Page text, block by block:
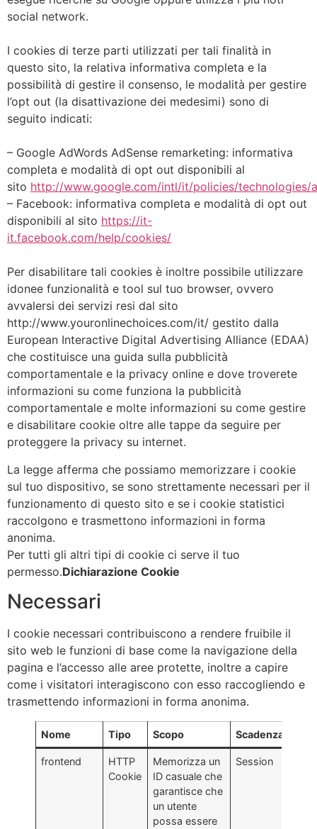
social network.
I cookies di terze parti utilizzati per tali finalità in
questo sito, la relativa informativa completa e la
possibilità di gestire il consenso, le modalità per gestire
l’opt out (la disattivazione dei medesimi) sono di
seguito indicati:
– Google AdWords AdSense remarketing: informativa
completa e modalità di opt out disponibili al
sito http://www.google.com/intl/it/policies/technologies/
– Facebook: informativa completa e modalità di opt out
disponibili al sito https://it-
it.facebook.com/help/cookies/
Per disabilitare tali cookies è inoltre possibile utilizzare
idonee funzionalità e tool sul tuo browser, ovvero
avvalersi dei servizi resi dal sito
http://www.youronlinechoices.com/it/ gestito dalla
European Interactive Digital Advertising Alliance (EDAA)
che costituisce una guida sulla pubblicità
comportamentale e la privacy online e dove troverete
informazioni su come funziona la pubblicità
comportamentale e molte informazioni su come gestire
e disabilitare cookie oltre alle tappe da seguire per
proteggere la privacy su internet.
La legge afferma che possiamo memorizzare i cookie
sul tuo dispositivo, se sono strettamente necessari per il
funzionamento di questo sito e se i cookie statistici
raccolgono e trasmettono informazioni in forma
anonima.
Per tutti gli altri tipi di cookie ci serve il tuo
permesso.Dichiarazione Cookie
Necessari
I cookie necessari contribuiscono a rendere fruibile il
sito web le funzioni di base come la navigazione della
pagina e l’accesso alle aree protette, inoltre a capire
come i visitatori interagiscono con esso raccogliendo e
trasmettendo informazioni in forma anonima.
Nome Tipo Scopo Scadenza
frontend
HTTP
Cookie
Memorizza un
ID casuale che
garantisce che
un utente
possa essere
Session